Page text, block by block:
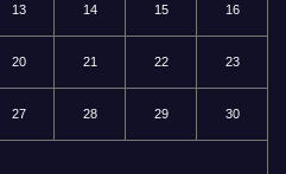
13 14 15 16
20 21 22 23
27 28 29 30